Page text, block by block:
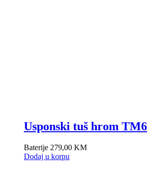
Usponski tuš hrom TM6
Baterije 279,00 KM
Dodaj u korpu